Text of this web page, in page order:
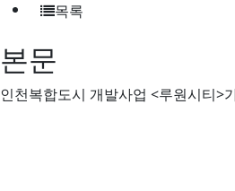
목록
본문
인천복합도시 개발사업 <루원시티>